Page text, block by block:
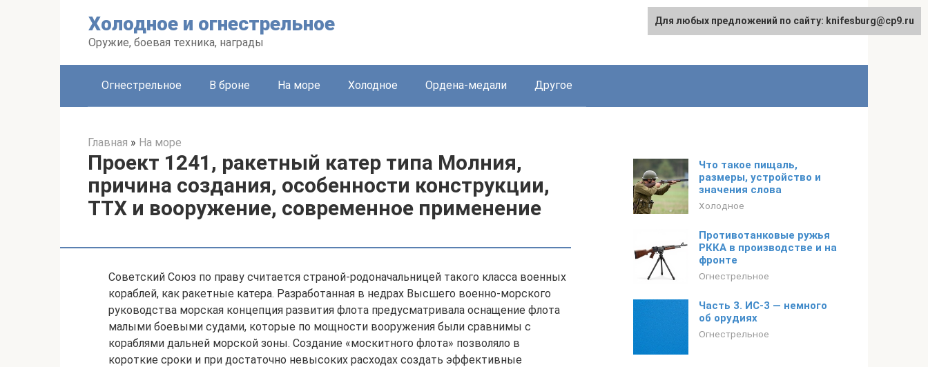
Холодное и огнестрельное
Оружие, боевая техника, награды
Огнестрельное В броне На море Холодное Ордена-медали Другое
Главная » На море
Проект 1241, ракетный катер типа Молния,
причина создания, особенности конструкции,
ТТХ и вооружение, современное применение
Советский Союз по праву считается страной-родоначальницей такого класса военных
кораблей, как ракетные катера. Разработанная в недрах Высшего военно-морского
руководства морская концепция развития флота предусматривала оснащение флота
малыми боевыми судами, которые по мощности вооружения были сравнимы с
кораблями дальней морской зоны. Создание «москитного флота» позволяло в
короткие сроки и при достаточно невысоких расходах создать эффективные
Что такое пищаль,
размеры, устройство и
значения слова
Холодное
Противотанковые ружья
РККА в производстве и на
фронте
Огнестрельное
Часть 3. ИС-3 — немного
об орудиях
Огнестрельное
Для любых предложений по сайту: knifesburg@cp9.ru